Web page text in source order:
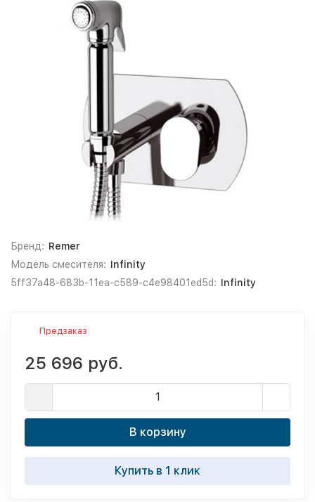
Бренд: Remer
Модель смесителя: Infinity
5ff37a48-683b-11ea-c589-c4e98401ed5d: Infinity
Предзаказ
25 696 руб.
В корзину
Купить в 1 клик